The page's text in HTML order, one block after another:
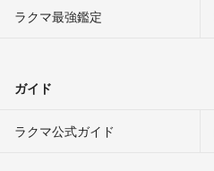
ラクマ最強鑑定
ガイド
ラクマ公式ガイド